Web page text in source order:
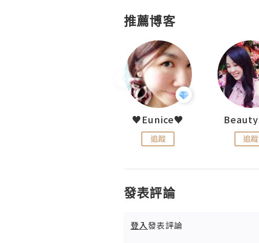
推薦博客
♥Eunice♥
追蹤 追蹤
發表評論
登入發表評論